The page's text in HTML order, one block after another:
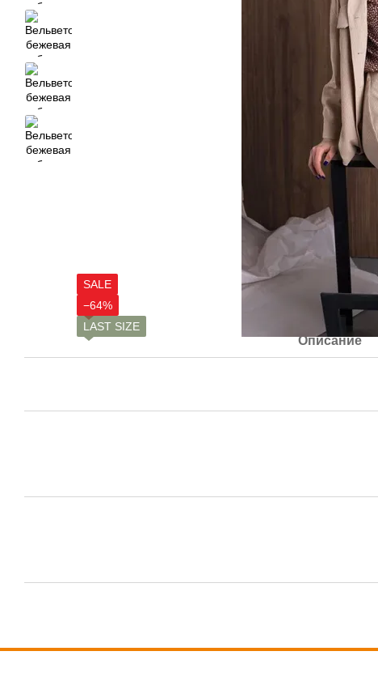
SALE
−64%
LAST SIZE
Описание